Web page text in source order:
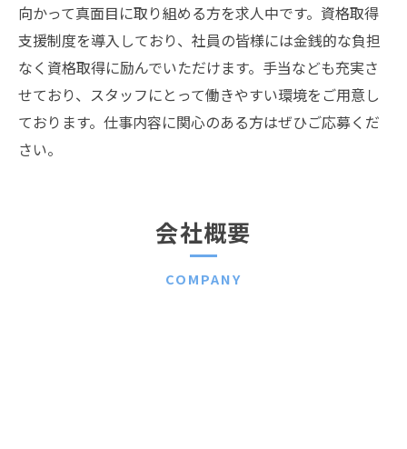
向かって真面目に取り組める方を求人中です。資格取得
支援制度を導入しており、社員の皆様には金銭的な負担
なく資格取得に励んでいただけます。手当なども充実さ
せており、スタッフにとって働きやすい環境をご用意し
ております。仕事内容に関心のある方はぜひご応募くだ
さい。
会社概要
COMPANY